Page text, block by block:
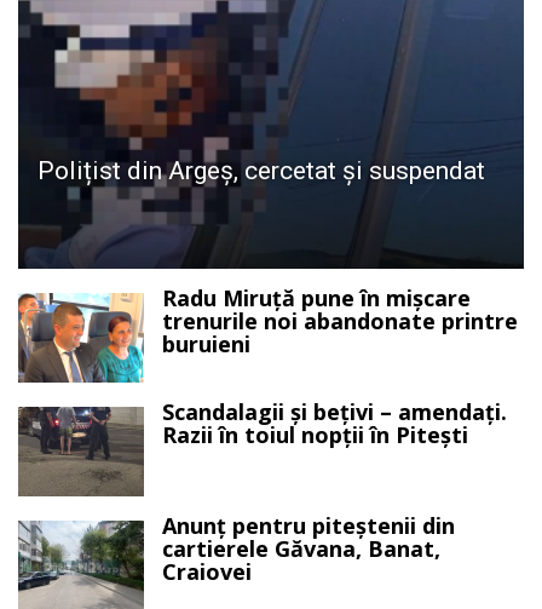
Polițist din Argeș, cercetat și suspendat
Radu Miruță pune în mișcare
trenurile noi abandonate printre
buruieni
Scandalagii și bețivi – amendați.
Razii în toiul nopții în Pitești
Anunț pentru piteștenii din
cartierele Găvana, Banat,
Craiovei